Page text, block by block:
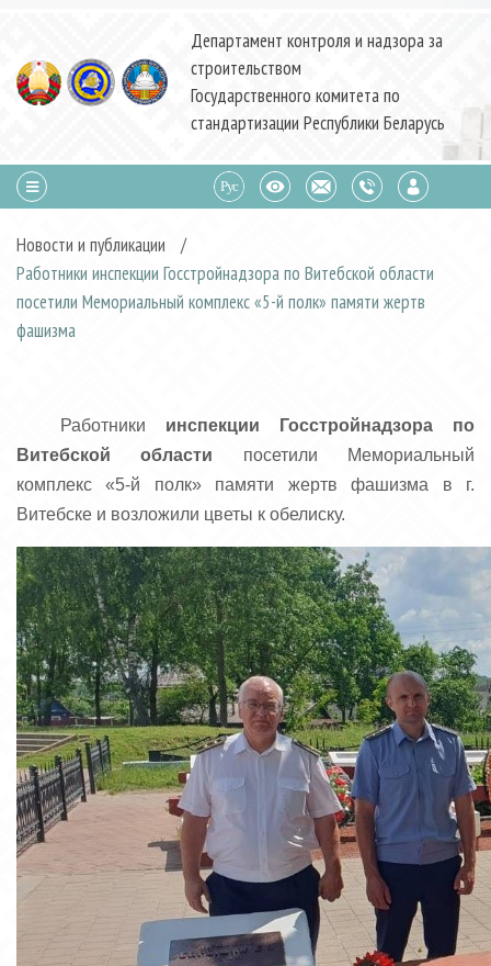
Департамент контроля и надзора за
строительством
Государственного комитета по
стандартизации Республики Беларусь
Новости и публикации
/
Работники инспекции Госстройнадзора по Витебской области
посетили Мемориальный комплекс «5-й полк» памяти жертв
фашизма
Работники инспекции Госстройнадзора по
Витебской области посетили Мемориальный
комплекс «5-й полк» памяти жертв фашизма в г.
Витебске и возложили цветы к обелиску.